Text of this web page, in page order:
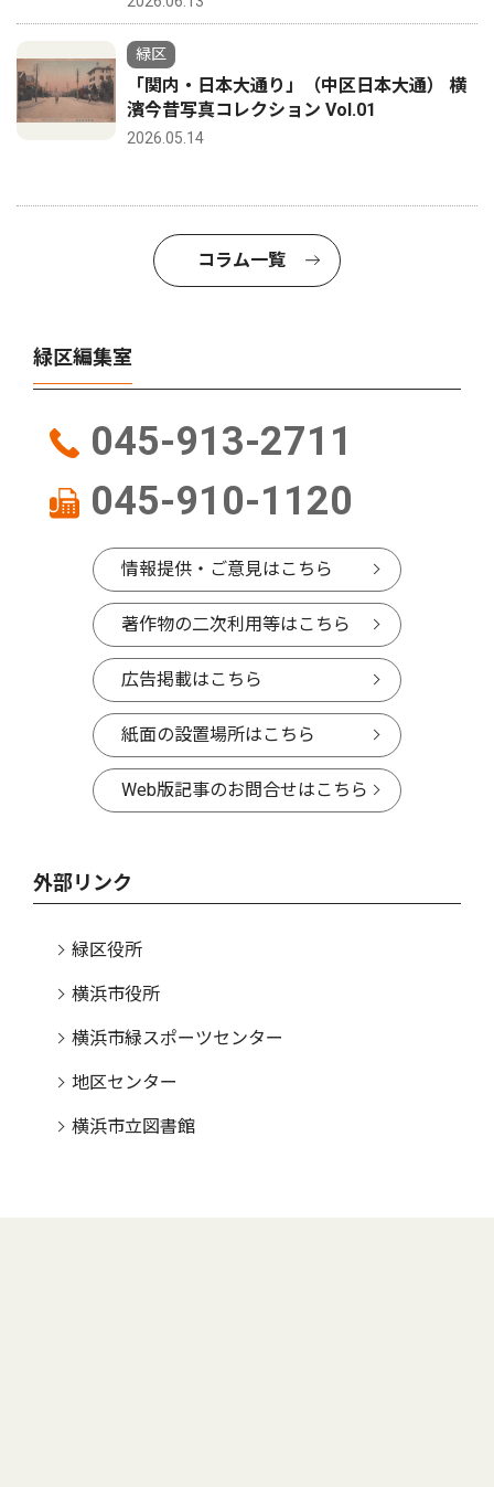
緑区
「関内・日本大通り」（中区日本大通） 横
濱今昔写真コレクション Vol.01
2026.05.14
コラム一覧
緑区編集室
045-913-2711
045-910-1120
情報提供・ご意見はこちら
著作物の二次利用等はこちら
広告掲載はこちら
紙面の設置場所はこちら
Web版記事のお問合せはこちら
外部リンク
緑区役所
横浜市役所
横浜市緑スポーツセンター
地区センター
横浜市立図書館